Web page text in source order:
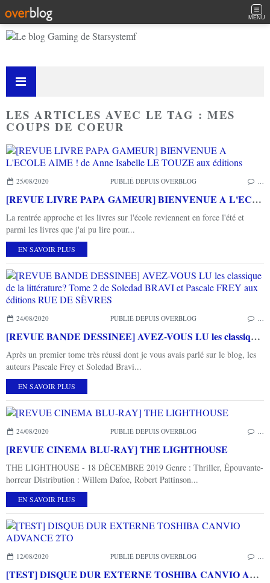
MENU
LES ARTICLES AVEC LE TAG : MES
COUPS DE COEUR
25/08/2020 PUBLIÉ DEPUIS OVERBLOG
[REVUE LIVRE PAPA GAMEUR] BIENVENUE A L'ECOLE AIME ! de Anne Isabelle LE TOUZE aux éditions
La rentrée approche et les livres sur l'école reviennent en force l'été et
parmi les livres que j'ai pu lire pour...
EN SAVOIR PLUS
24/08/2020 PUBLIÉ DEPUIS OVERBLOG
[REVUE BANDE DESSINEE] AVEZ-VOUS LU les classique de la littérature? Tome 2 de Soledad BRAVI et Pascale FREY aux éditions RUE DE SÈVRES
Après un premier tome très réussi dont je vous avais parlé sur le blog, les
auteurs Pascale Frey et Soledad Bravi...
EN SAVOIR PLUS
24/08/2020 PUBLIÉ DEPUIS OVERBLOG
[REVUE CINEMA BLU-RAY] THE LIGHTHOUSE
THE LIGHTHOUSE - 18 DÉCEMBRE 2019 Genre : Thriller, Épouvante-
horreur Distribution : Willem Dafoe, Robert Pattinson...
EN SAVOIR PLUS
12/08/2020 PUBLIÉ DEPUIS OVERBLOG
[TEST] DISQUE DUR EXTERNE TOSHIBA CANVIO ADVANCE 2TO